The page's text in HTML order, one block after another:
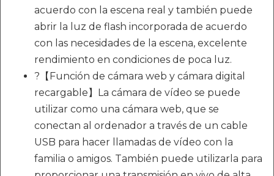
acuerdo con la escena real y también puede
abrir la luz de flash incorporada de acuerdo
con las necesidades de la escena, excelente
rendimiento en condiciones de poca luz.
?【Función de cámara web y cámara digital
recargable】La cámara de vídeo se puede
utilizar como una cámara web, que se
conectan al ordenador a través de un cable
USB para hacer llamadas de vídeo con la
familia o amigos. También puede utilizarla para